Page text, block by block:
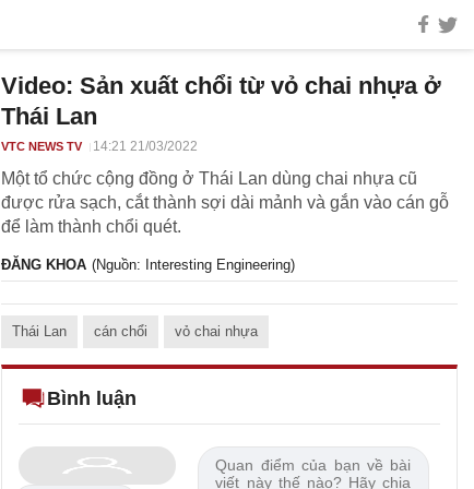
Video: Sản xuất chổi từ vỏ chai nhựa ở
Thái Lan
VTC NEWS TV 14:21 21/03/2022
Một tổ chức cộng đồng ở Thái Lan dùng chai nhựa cũ
được rửa sạch, cắt thành sợi dài mảnh và gắn vào cán gỗ
để làm thành chổi quét.
ĐĂNG KHOA (Nguồn: Interesting Engineering)
Thái Lan cán chổi vỏ chai nhựa
Bình luận